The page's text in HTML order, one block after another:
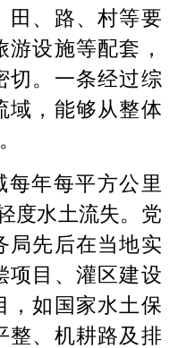
田、路、村等要
设施等配套，
切。一条经过综
域，能够从整体
每年每平方公里
度水土流失。党
局先后在当地实
项目、灌区建设
，如国家水土保
整、机耕路及排